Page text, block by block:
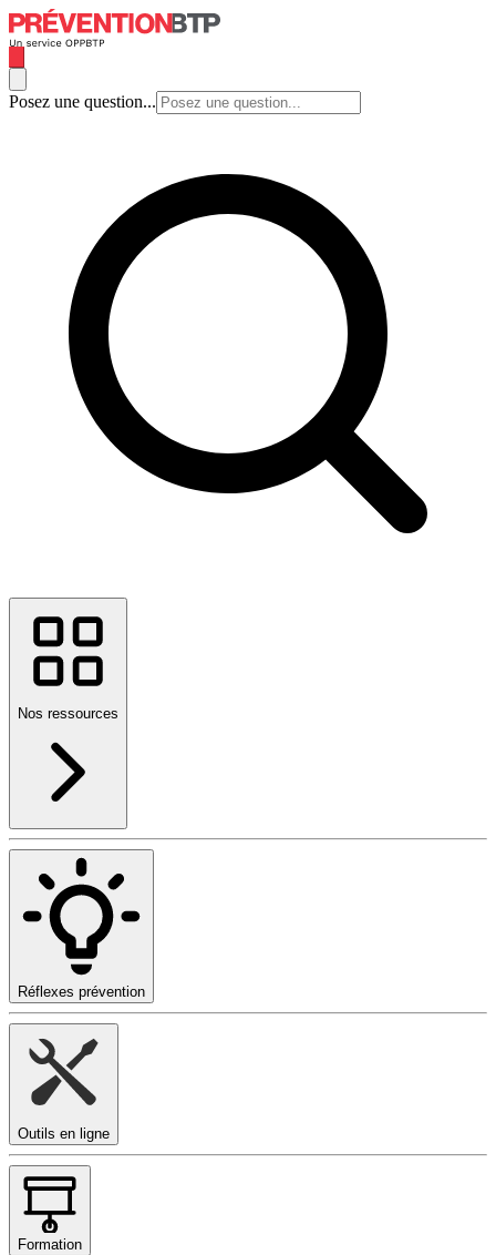
Posez une question...
Nos ressources
Réflexes prévention
Outils en ligne
Formation